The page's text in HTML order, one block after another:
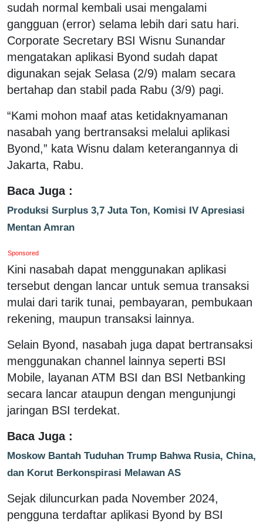
sudah normal kembali usai mengalami
gangguan (error) selama lebih dari satu hari.
Corporate Secretary BSI Wisnu Sunandar
mengatakan aplikasi Byond sudah dapat
digunakan sejak Selasa (2/9) malam secara
bertahap dan stabil pada Rabu (3/9) pagi.
“Kami mohon maaf atas ketidaknyamanan
nasabah yang bertransaksi melalui aplikasi
Byond,” kata Wisnu dalam keterangannya di
Jakarta, Rabu.
Baca Juga :
Produksi Surplus 3,7 Juta Ton, Komisi IV Apresiasi
Mentan Amran
Sponsored
Kini nasabah dapat menggunakan aplikasi
tersebut dengan lancar untuk semua transaksi
mulai dari tarik tunai, pembayaran, pembukaan
rekening, maupun transaksi lainnya.
Selain Byond, nasabah juga dapat bertransaksi
menggunakan channel lainnya seperti BSI
Mobile, layanan ATM BSI dan BSI Netbanking
secara lancar ataupun dengan mengunjungi
jaringan BSI terdekat.
Baca Juga :
Moskow Bantah Tuduhan Trump Bahwa Rusia, China,
dan Korut Berkonspirasi Melawan AS
Sejak diluncurkan pada November 2024,
pengguna terdaftar aplikasi Byond by BSI